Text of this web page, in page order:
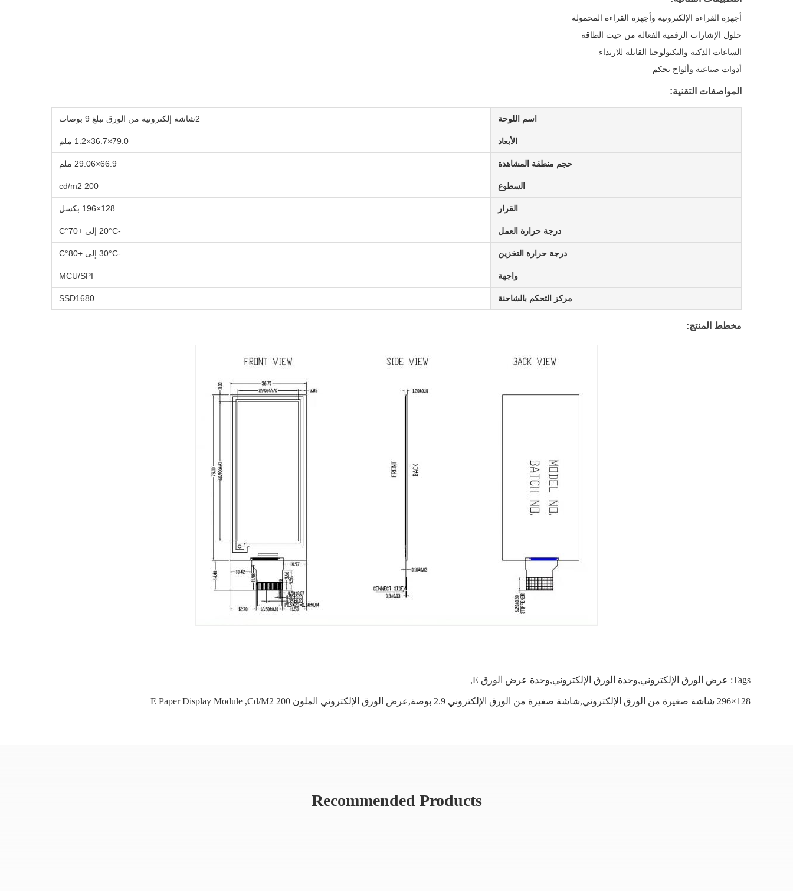
أجهزة القراءة الإلكترونية وأجهزة القراءة المحمولة
حلول الإشارات الرقمية الفعالة من حيث الطاقة
الساعات الذكية والتكنولوجيا القابلة للارتداء
أدوات صناعية وألواح تحكم
المواصفات التقنية:
اسم اللوحة 2شاشة إلكترونية من الورق تبلغ 9 بوصات
الأبعاد 79.0×36.7×1.2 ملم
حجم منطقة المشاهدة 66.9×29.06 ملم
السطوع 200 cd/m2
القرار 128×196 بكسل
درجة حرارة العمل -20°C إلى +70°C
درجة حرارة التخزين -30°C إلى +80°C
واجهة MCU/SPI
مركز التحكم بالشاحنة SSD1680
مخطط المنتج:
Tags: عرض الورق الإلكتروني,وحدة الورق الإلكتروني,وحدة عرض الورق E ,
128×296 شاشة صغيرة من الورق الإلكتروني,شاشة صغيرة من الورق الإلكتروني 2.9 بوصة,عرض الورق الإلكتروني الملون 200 Cd/M2 ,
E Paper Display Module
Recommended Products